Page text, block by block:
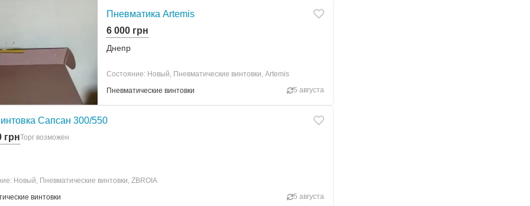
Пневматика Artemis
6 000 грн
Днепр
Состояние: Новый, Пневматические винтовки, Artemis
Пневматические винтовки
5 августа
Сапсан 300/550
грнТорг возможен
Новый, Пневматические винтовки, ZBROIA
винтовки
5 августа